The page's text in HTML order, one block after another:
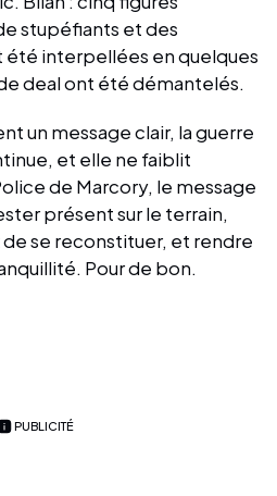
stupéfiants et des
été interpellées en quelques
deal ont été démantelés.
un message clair, la guerre
et elle ne faiblit
de Marcory, le message
présent sur le terrain,
se reconstituer, et rendre
Pour de bon.
PUBLICITÉ